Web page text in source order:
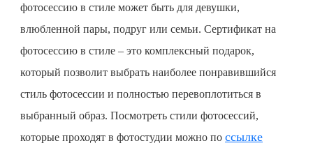
фотосессию в стиле может быть для девушки,
влюбленной пары, подруг или семьи. Сертификат на
фотосессию в стиле – это комплексный подарок,
который позволит выбрать наиболее понравившийся
стиль фотосессии и полностью перевоплотиться в
выбранный образ. Посмотреть стили фотосессий,
которые проходят в фотостудии можно по ссылке